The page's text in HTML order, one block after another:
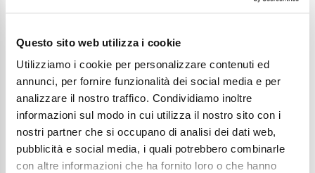
Questo sito web utilizza i cookie
Utilizziamo i cookie per personalizzare contenuti ed
annunci, per fornire funzionalità dei social media e per
analizzare il nostro traffico. Condividiamo inoltre
informazioni sul modo in cui utilizza il nostro sito con i
nostri partner che si occupano di analisi dei dati web,
pubblicità e social media, i quali potrebbero combinarle
con altre informazioni che ha fornito loro o che hanno
Continua a esplorare
Il tuo viaggio digitale dentro Cesenatico